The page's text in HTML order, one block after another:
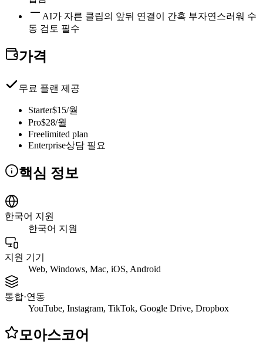
AI가 자른 클립의 앞뒤 연결이 간혹 부자연스러워 수
동 검토 필수
가격
무료 플랜 제공
Starter$15/월
Pro$28/월
Freelimited plan
Enterprise상담 필요
핵심 정보
한국어 지원
한국어 지원
지원 기기
Web, Windows, Mac, iOS, Android
통합·연동
YouTube, Instagram, TikTok, Google Drive, Dropbox
모아스코어